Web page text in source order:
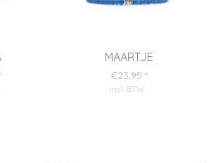
MAARTJE
€23,95 *
incl. BTW